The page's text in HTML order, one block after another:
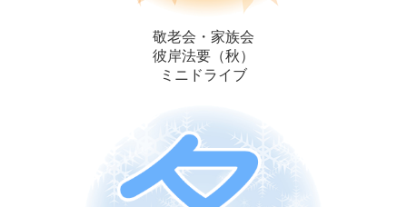
敬老会・家族会
彼岸法要（秋）
ミニドライブ